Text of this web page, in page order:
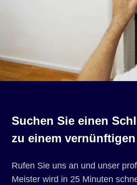
Suchen Sie einen
zu einem
Rufen Sie uns an und unser
Meister wird in 25 Minuten